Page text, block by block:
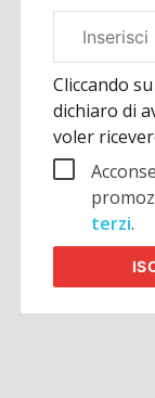
aziendale
Cliccando
dichiaro di
voler
terzi.